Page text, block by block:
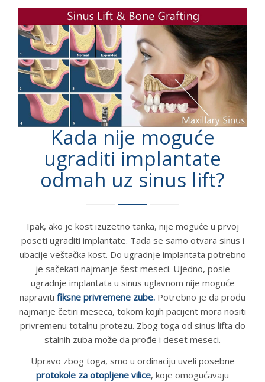
Kada nije moguće
ugraditi implantate
odmah uz sinus lift?
Ipak, ako je kost izuzetno tanka, nije moguće u prvoj
poseti ugraditi implantate. Tada se samo otvara sinus i
ubacije veštačka kost. Do ugradnje implantata potrebno
je sačekati najmanje šest meseci. Ujedno, posle
ugradnje implantata u sinus uglavnom nije moguće
napraviti fiksne privremene zube. Potrebno je da prođu
najmanje četiri meseca, tokom kojih pacijent mora nositi
privremenu totalnu protezu. Zbog toga od sinus lifta do
stalnih zuba može da prođe i deset meseci.
Upravo zbog toga, smo u ordinaciju uveli posebne
protokole za otopljene vilice, koje omogućavaju